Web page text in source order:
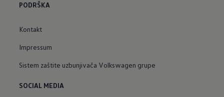
PODRŠKA
Kontakt
Impressum
Sistem zaštite uzbunjivača Volkswagen grupe
SOCIAL MEDIA